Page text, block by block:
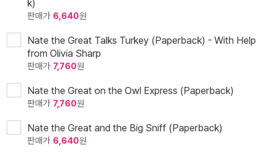
k)
판매가 6,640원
Nate the Great Talks Turkey (Paperback) - With Help
from Olivia Sharp
판매가 7,760원
Nate the Great on the Owl Express (Paperback)
판매가 7,760원
Nate the Great and the Big Sniff (Paperback)
판매가 6,640원